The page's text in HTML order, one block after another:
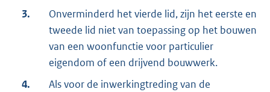
3.
Onverminderd het vierde lid, zijn het eerste en
tweede lid niet van toepassing op het bouwen
van een woonfunctie voor particulier
eigendom of een drijvend bouwwerk.
4.
Als voor de inwerkingtreding van de